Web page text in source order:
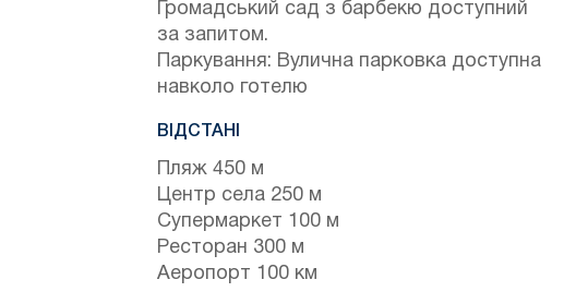
Громадський сад з барбекю доступний
за запитом.
Паркування: Вулична парковка доступна
навколо готелю
ВІДСТАНІ
Пляж 450 м
Центр села 250 м
Супермаркет 100 м
Ресторан 300 м
Аеропорт 100 км